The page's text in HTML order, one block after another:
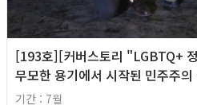
[193호][커버스토리 "LGBTQ+
무모한 용기에서 시작된 민주주의
기간 : 7월